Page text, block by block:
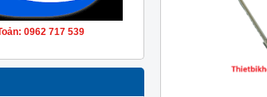
0962 717 539